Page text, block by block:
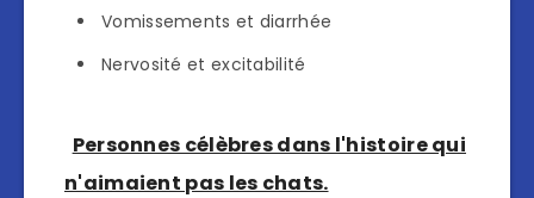
Vomissements et diarrhée
Nervosité et excitabilité
Personnes célèbres dans l'histoire qui
n'aimaient pas les chats.